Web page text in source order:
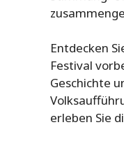
Entdecken
Festival
Geschichte
erleben Sie